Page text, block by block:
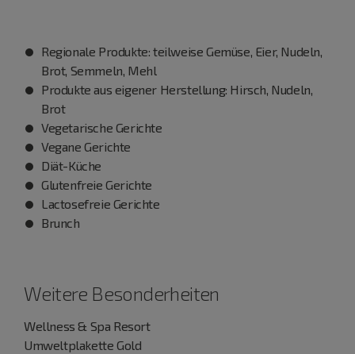
Regionale Produkte: teilweise Gemüse, Eier, Nudeln,
Brot, Semmeln, Mehl
Produkte aus eigener Herstellung: Hirsch, Nudeln,
Brot
Vegetarische Gerichte
Vegane Gerichte
Diät-Küche
Glutenfreie Gerichte
Lactosefreie Gerichte
Brunch
Weitere Besonderheiten
Wellness & Spa Resort
Umweltplakette Gold